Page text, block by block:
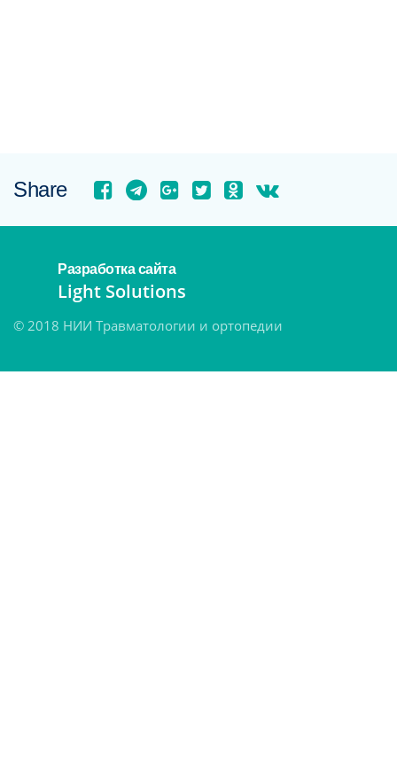
Share
© 2018 НИИ Травматологии и ортопедии
Разработка сайта
Light Solutions